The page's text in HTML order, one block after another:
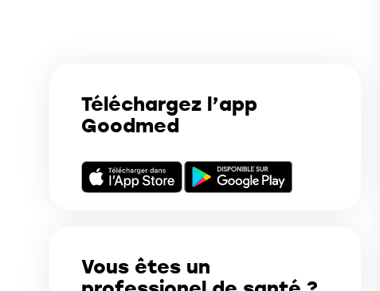
Téléchargez l’app
Goodmed
Vous êtes un